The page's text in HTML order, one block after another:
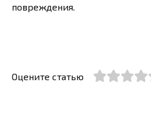
повреждения.
Оцените статью